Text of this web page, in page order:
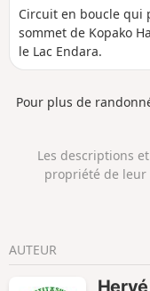
Circuit en boucle qui
sommet de Kopako
le Lac Endara.
Pour plus de
Les descriptions
propriété de leur
AUTEUR